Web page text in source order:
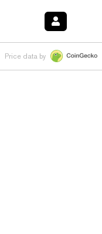
$1.035 1.50% HYPE $55.73
Price data by